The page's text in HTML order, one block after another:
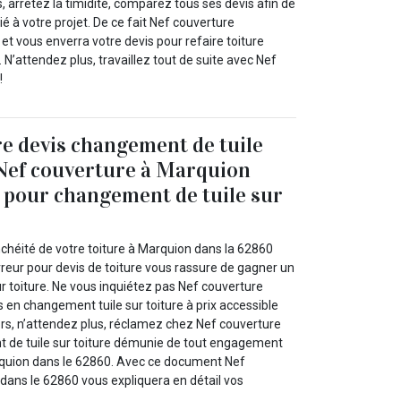
arrêtez la timidité, comparez tous ses devis afin de
à votre projet. De ce fait Nef couverture
vous enverra votre devis pour refaire toiture
plus, travaillez tout de suite avec Nef
devis changement de tuile
couverture à Marquion
pour changement de tuile sur
de votre toiture à Marquion dans la 62860
pour devis de toiture vous rassure de gagner un
toiture. Ne vous inquiétez pas Nef couverture
en changement tuile sur toiture à prix accessible
n’attendez plus, réclamez chez Nef couverture
de tuile sur toiture démunie de tout engagement
dans le 62860. Avec ce document Nef
le 62860 vous expliquera en détail vos